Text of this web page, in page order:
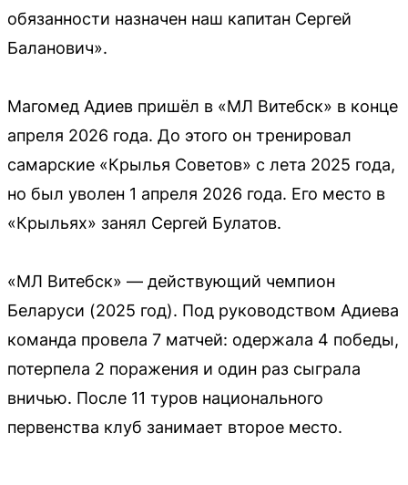
обязанности назначен наш капитан Сергей
Баланович».
Магомед Адиев пришёл в «МЛ Витебск» в конце
апреля 2026 года. До этого он тренировал
самарские «Крылья Советов» с лета 2025 года,
но был уволен 1 апреля 2026 года. Его место в
«Крыльях» занял Сергей Булатов.
«МЛ Витебск» — действующий чемпион
Беларуси (2025 год). Под руководством Адиева
команда провела 7 матчей: одержала 4 победы,
потерпела 2 поражения и один раз сыграла
вничью. После 11 туров национального
первенства клуб занимает второе место.